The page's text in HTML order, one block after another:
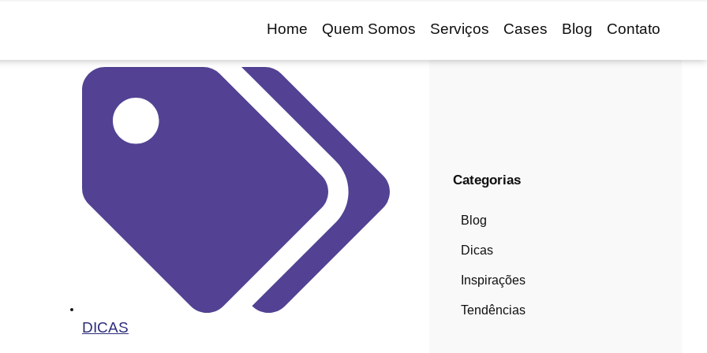
Home Quem Somos Serviços Cases Blog Contato
DICAS
Categorias
Blog
Dicas
Inspirações
Tendências